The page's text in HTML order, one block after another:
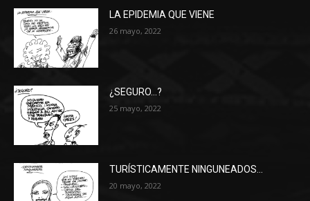
LA EPIDEMIA QUE VIENE
26 mayo, 2022
¿SEGURO…?
25 mayo, 2022
TURÍSTICAMENTE NINGUNEADOS…
20 mayo, 2022